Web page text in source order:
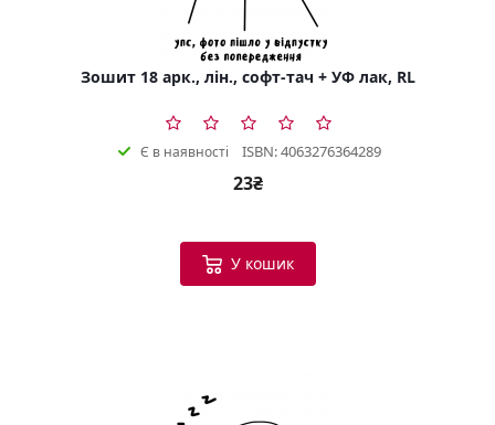
Зошит 18 арк., лін., софт-тач + УФ лак, RL
Є в наявності ISBN: 4063276364289
23₴
У кошик